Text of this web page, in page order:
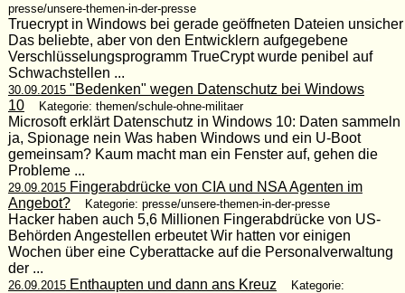
presse/unsere-themen-in-der-presse
Truecrypt in Windows bei gerade geöffneten Dateien unsicher
Das beliebte, aber von den Entwicklern aufgegebene
Verschlüsselungsprogramm TrueCrypt wurde penibel auf
Schwachstellen ...
30.09.2015"Bedenken" wegen Datenschutz bei Windows
10
Kategorie: themen/schule-ohne-militaer
Microsoft erklärt Datenschutz in Windows 10: Daten sammeln
ja, Spionage nein Was haben Windows und ein U-Boot
gemeinsam? Kaum macht man ein Fenster auf, gehen die
Probleme ...
29.09.2015Fingerabdrücke von CIA und NSA Agenten im
Angebot?
Kategorie: presse/unsere-themen-in-der-presse
Hacker haben auch 5,6 Millionen Fingerabdrücke von US-
Behörden Angestellen erbeutet Wir hatten vor einigen
Wochen über eine Cyberattacke auf die Personalverwaltung
der ...
26.09.2015Enthaupten und dann ans Kreuz
Kategorie: